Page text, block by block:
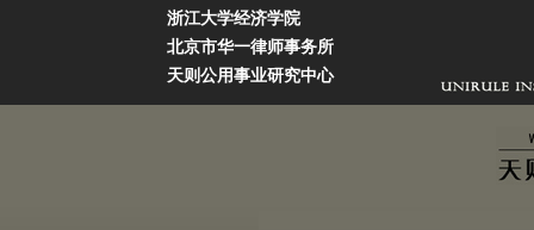
浙江大学经济学院
北京市华一律师事务所
天则公用事业研究中心